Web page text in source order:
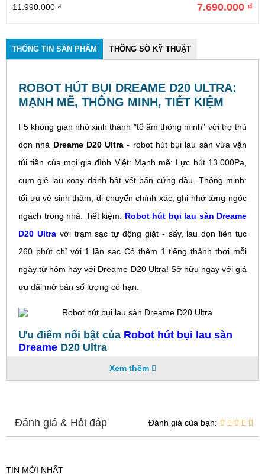
11.990.000 ₫ 7.690.000 ₫
THÔNG TIN SẢN PHẨM THÔNG SỐ KỸ THUẬT
ROBOT HÚT BỤI DREAME D20 ULTRA:
MẠNH MẼ, THÔNG MINH, TIẾT KIỆM
F5 không gian nhỏ xinh thành "tổ ấm thông minh" với trợ thủ
dọn nhà Dreame D20 Ultra - robot hút bụi lau sàn vừa vặn
túi tiền của mọi gia đình Việt: Mạnh mẽ: Lực hút 13.000Pa,
cụm giẻ lau xoay đánh bật vết bẩn cứng đầu. Thông minh:
tối ưu vệ sinh thảm, di chuyển chính xác, ghi nhớ từng ngóc
ngách trong nhà. Tiết kiệm: Robot hút bụi lau sàn Dreame
D20 Ultravới trạm sạc tự động giặt - sấy, lau dọn liên tục
260 phút chỉ với 1 lần sạc Có thêm 1 tiếng thảnh thơi mỗi
ngày từ hôm nay với Dreame D20 Ultra! Sở hữu ngay với giá
ưu đãi mở bán số lượng có hạn.
Ưu điểm nổi bật của Robot hút bụi lau sàn
Dreame D20 Ultra
Dreame D20 Ultra được trang bị công nghệ điều hướng
làm sạch thông qua ứng dụng trên điện thoại di động. Robot
Xem thêm
Đánh giá & Hỏi đáp Đánh giá của bạn:
TIN MỚI NHẤT